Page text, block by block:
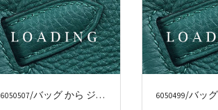
6050507/バッグ から ジバンシー/GIVENCHY 6050499/バッグ から ジミー